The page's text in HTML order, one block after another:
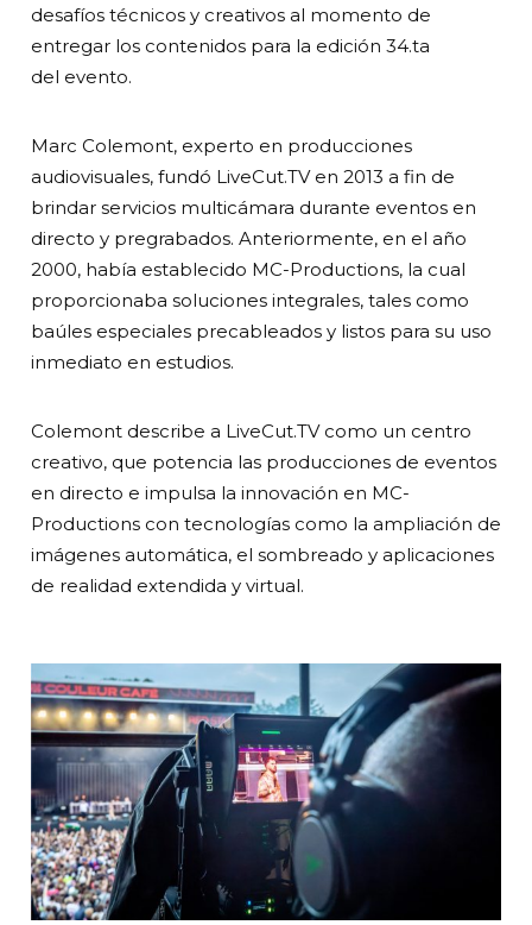
desafíos técnicos y creativos al momento de
entregar los contenidos para la edición 34.ta
del evento.
Marc Colemont, experto en producciones
audiovisuales, fundó LiveCut.TV en 2013 a fin de
brindar servicios multicámara durante eventos en
directo y pregrabados. Anteriormente, en el año
2000, había establecido MC-Productions, la cual
proporcionaba soluciones integrales, tales como
baúles especiales precableados y listos para su uso
inmediato en estudios.
Colemont describe a LiveCut.TV como un centro
creativo, que potencia las producciones de eventos
en directo e impulsa la innovación en MC-
Productions con tecnologías como la ampliación de
imágenes automática, el sombreado y aplicaciones
de realidad extendida y virtual.